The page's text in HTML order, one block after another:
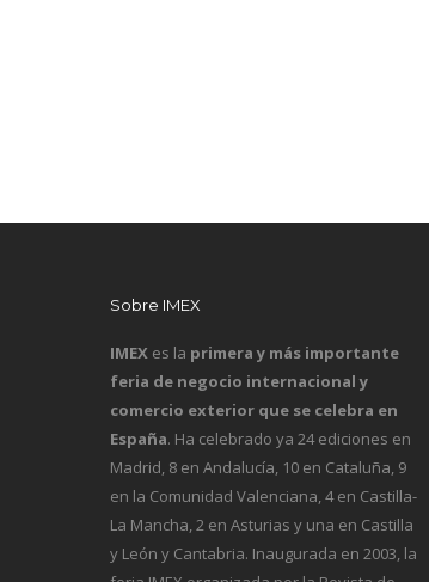
Sobre IMEX
IMEX es la primera y más importante
feria de negocio internacional y
comercio exterior que se celebra en
España. Ha celebrado ya 24 ediciones en
Madrid, 8 en Andalucía, 10 en Cataluña, 9
en la Comunidad Valenciana, 4 en Castilla-
La Mancha, 2 en Asturias y una en Castilla
y León y Cantabria. Inaugurada en 2003, la